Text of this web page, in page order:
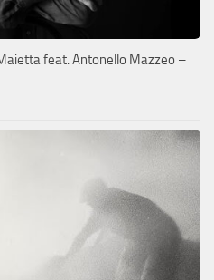
feat. Antonello Mazzeo –